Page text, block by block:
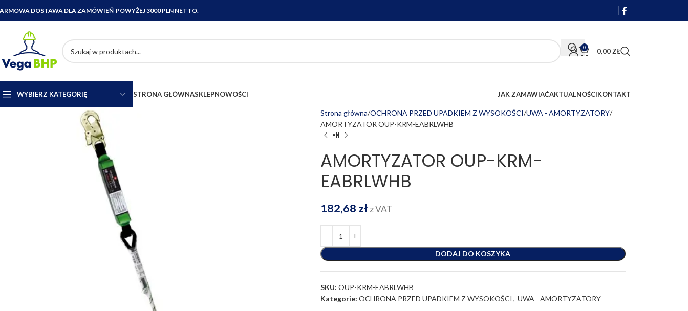
DOSTAWA DLA ZAMÓWIEŃ POWYŻEJ 3000 PLN NETTO.
0 0,00 ZŁ
WYBIERZ KATEGORIĘ STRONA GŁÓWNASKLEPNOWOŚCI JAK ZAMAWIAĆAKTUALNOŚCIKONTAKT
Strona główna OCHRONA PRZED UPADKIEM Z WYSOKOŚCI UWA - AMORTYZATORY
AMORTYZATOR OUP-KRM-EABRLWHB
AMORTYZATOR OUP-KRM-
EABRLWHB
182,68 zł z VAT
DODAJ DO KOSZYKA
SKU: OUP-KRM-EABRLWHB
Kategorie: OCHRONA PRZED UPADKIEM Z WYSOKOŚCI , UWA - AMORTYZATORY